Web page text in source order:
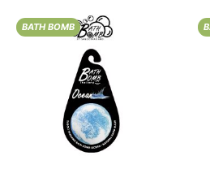
BATH BOMB